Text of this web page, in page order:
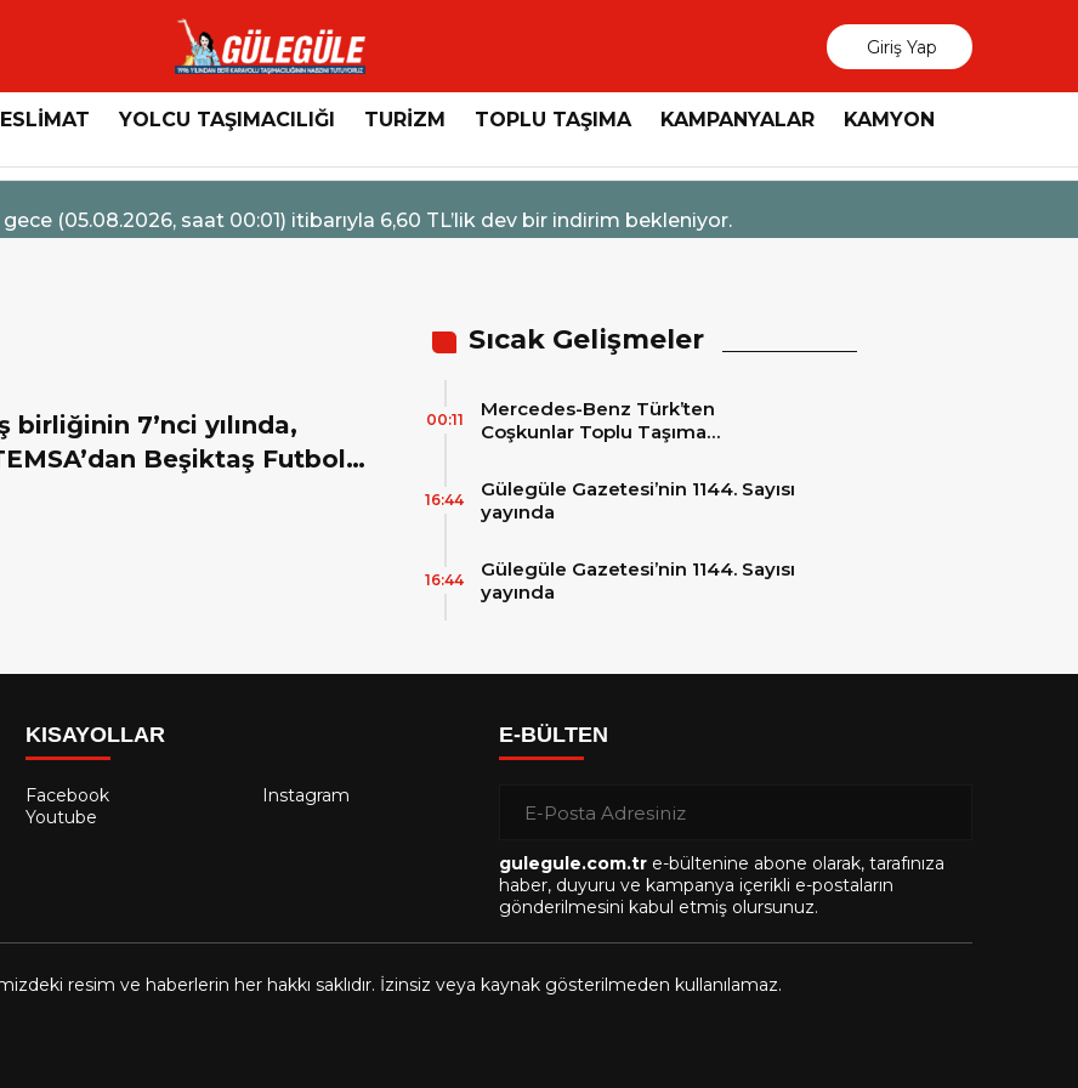
Giriş Yap
YOLCU TAŞIMACILIĞI TURİZM TOPLU TAŞIMA KAMPANYALAR KAMYON
(05.08.2026, saat 00:01) itibarıyla 6,60 TL’lik dev bir indirim bekleniyor.
birliğinin 7’nci yılında,
Beşiktaş Futbol
Sıcak Gelişmeler
Mercedes-Benz Türk’ten
Coşkunlar Toplu Taşıma
Mercedes-Benz Conecto Otobüs
Teslimatı
00:11
Gülegüle Gazetesi’nin 1144. Sayısı
yayında
16:44
Gülegüle Gazetesi’nin 1144. Sayısı
yayında
16:44
KISAYOLLAR
Facebook
Instagram
Youtube
E-BÜLTEN
gulegule.com.tr e-bültenine abone olarak, tarafınıza
haber, duyuru ve kampanya içerikli e-postaların
gönderilmesini kabul etmiş olursunuz.
resim ve haberlerin her hakkı saklıdır. İzinsiz veya kaynak gösterilmeden kullanılamaz.